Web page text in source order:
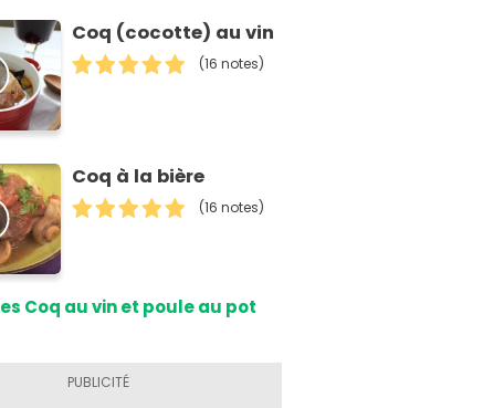
Coq (cocotte) au vin
(16 notes)
Coq à la bière
(16 notes)
Coq au vin et poule au pot